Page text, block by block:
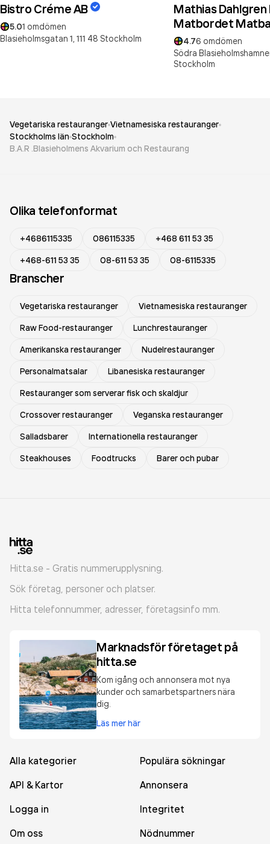
Bistro Créme AB
5.01 omdömen
Blasieholmsgatan 1, 111 48 Stockholm
Mathias
Matbordet
4.76 omdömen
Södra
Stockholm
Vegetariska restauranger Vietnamesiska restauranger
Stockholms län Stockholm
B.A.R .Blasieholmens Akvarium och Restaurang
Olika telefonformat
+4686115335 086115335
+468 611 53 35
+468-611 53 35
08-611 53 35 08-6115335
Branscher
Vegetariska restauranger
Vietnamesiska restauranger
Raw Food-restauranger
Lunchrestauranger
Amerikanska restauranger
Nudelrestauranger
Personalmatsalar
Libanesiska restauranger
Restauranger som serverar fisk och skaldjur
Crossover restauranger
Veganska restauranger
Salladsbarer
Internationella restauranger
Steakhouses
Foodtrucks Barer och pubar
Hitta.se - Gratis nummerupplysning.
Sök företag, personer och platser.
Hitta telefonnummer, adresser, företagsinfo mm.
Marknadsför företaget på
hitta.se
Kom igång och annonsera mot nya
kunder och samarbetspartners nära
dig.
Läs mer här
Alla kategorier
Populära sökningar
API & Kartor
Annonsera
Logga in
Integritet
Om oss
Nödnummer